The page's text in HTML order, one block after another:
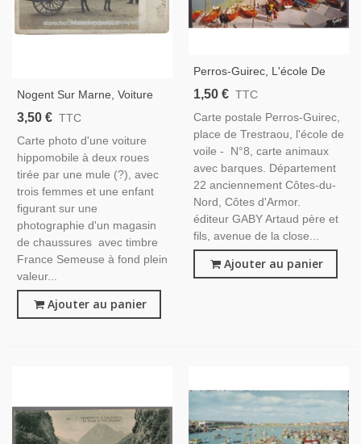
Nogent Sur Marne, Voiture
Hippomobile Vendeuses
Avec Timbre France
Semeuse 5c Vert 1907 -
Chevaux
3,50 € TTC
Carte photo d'une voiture
hippomobile à deux roues
tirée par une mule (?), avec
trois femmes et une enfant
figurant sur une
photographie d'un magasin
de chaussures avec timbre
France Semeuse à fond plein
valeur...
Ajouter au panier
Perros-Guirec, L'école De
Voile - Carte Postale
Nord, Nautisme
1,50 € TTC
Carte postale Perros-Guirec,
place de Trestraou, l'école de
voile - N°8, carte animaux
avec barques. Département
22 anciennement Côtes-du-
Nord, Côtes d'Armor.
éditeur GABY Artaud père et
fils, avenue de la close...
Ajouter au panier